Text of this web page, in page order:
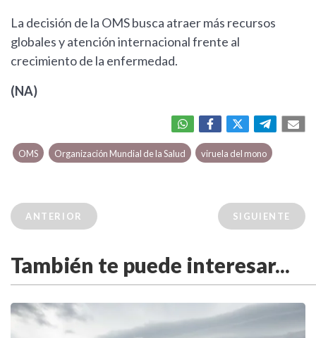
La decisión de la OMS busca atraer más recursos
globales y atención internacional frente al
crecimiento de la enfermedad.
(NA)
OMS Organización Mundial de la Salud viruela del mono
ANTERIOR SIGUIENTE
También te puede interesar...